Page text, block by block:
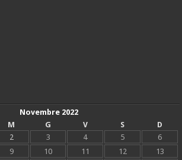
Novembre 2022
M G V S
D
2 3 4 5
6
9 10 11 12
13